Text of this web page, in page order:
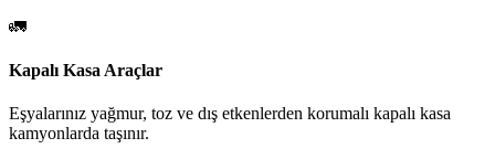
🚛
Kapalı Kasa Araçlar
Eşyalarınız yağmur, toz ve dış etkenlerden korumalı kapalı kasa
kamyonlarda taşınır.